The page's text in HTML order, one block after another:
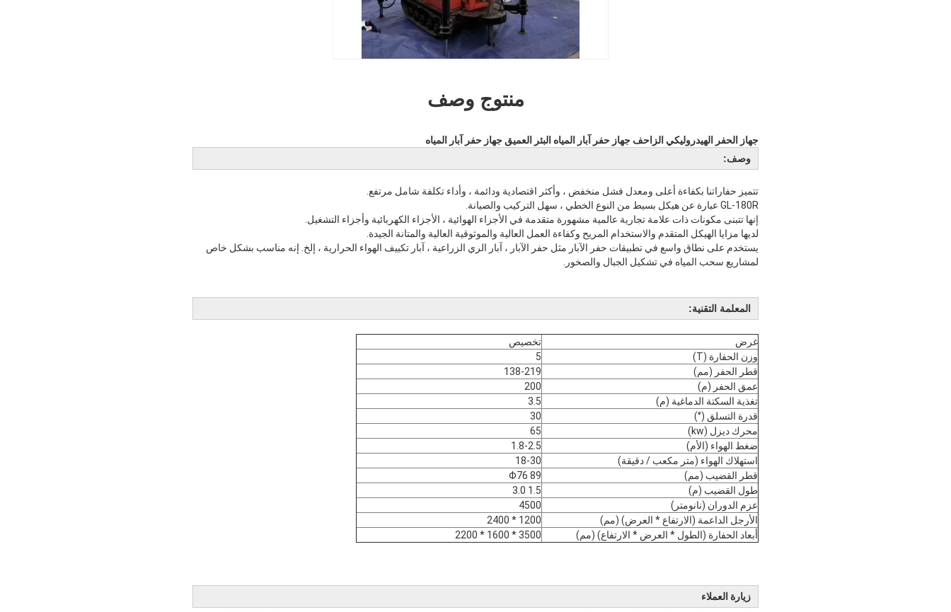
منتوج وصف
جهاز الحفر الهيدروليكي الزاحف جهاز حفر آبار المياه البئر العميق جهاز حفر آبار المياه
وصف:
تتميز حفاراتنا بكفاءة أعلى ومعدل فشل منخفض ، وأكثر اقتصادية ودائمة ، وأداء تكلفة شامل مرتفع.
GL-180R عبارة عن هيكل بسيط من النوع الخطي ، سهل التركيب والصيانة.
إنها تتبنى مكونات ذات علامة تجارية عالمية مشهورة متقدمة في الأجزاء الهوائية ، الأجزاء الكهربائية وأجزاء التشغيل.
لديها مزايا الهيكل المتقدم والاستخدام المريح وكفاءة العمل العالية والموثوقية العالية والمتانة الجيدة.
يستخدم على نطاق واسع في تطبيقات حفر الآبار مثل حفر الآبار ، آبار الري الزراعية ، آبار تكييف الهواء الحرارية ، إلخ. إنه مناسب بشكل خاص
لمشاريع سحب المياه في تشكيل الجبال والصخور.
المعلمة التقنية:
غرض
تخصيص
وزن الحفارة (T)
5
قطر الحفر (مم)
138-219
عمق الحفر (م)
200
تغذية السكتة الدماغية (م)
3.5
قدرة التسلق (°)
30
محرك ديزل (kw)
65
ضغط الهواء (الأم)
1.8-2.5
استهلاك الهواء (متر مكعب / دقيقة)
18-30
قطر القضيب (مم)
Φ76 89
طول القضيب (م)
1.5 3.0
عزم الدوران (نانومتر)
4500
الأرجل الداعمة (الارتفاع * العرض) (مم)
1200 * 2400
أبعاد الحفارة (الطول * العرض * الارتفاع) (مم)
3500 * 1600 * 2200
زيارة العملاء